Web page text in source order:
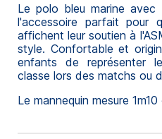
Le polo bleu marine
l'accessoire parfait pour
affichent leur soutien à
style. Confortable et
enfants de représenter
classe lors des matchs ou
Le mannequin mesure